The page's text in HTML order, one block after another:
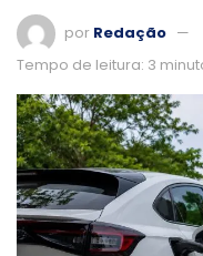
por Redação
Tempo de leitura: 3